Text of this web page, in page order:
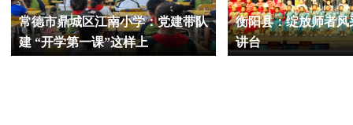
常德市鼎城区江南小学：党建带队
建 “开学第一课”这样上
衡阳县：绽放师者风采 声动
讲台